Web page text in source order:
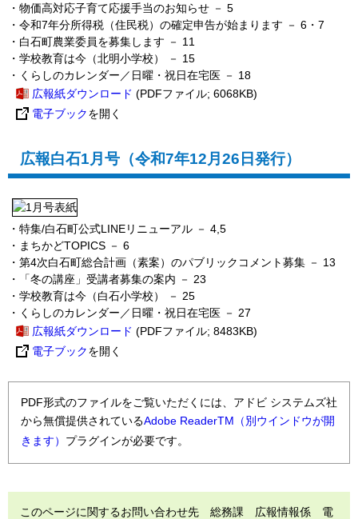
・物価高対応子育て応援手当のお知らせ － 5
・令和7年分所得税（住民税）の確定申告が始まります － 6・7
・白石町農業委員を募集します － 11
・学校教育は今（北明小学校）
－ 15
・ くらしのカレンダー／日曜・祝日在宅医 － 18
広報紙ダウンロード (PDFファイル; 6068KB)
電子ブックを開く
広報白石1月号（令和7年12月26日発行）
・特集/白石町公式LINEリニューアル － 4,5
・まちかどTOPICS － 6
・第4次白石町総合計画（素案）のパブリックコメント募集 － 13
・「冬の講座」受講者募集の案内 － 23
・学校教育は今（白石小学校）
－ 25
・ くらしのカレンダー／日曜・祝日在宅医 － 27
広報紙ダウンロード (PDFファイル; 8483KB)
電子ブックを開く
PDF形式のファイルをご覧いただくには、アドビ システムズ社
から無償提供されているAdobe ReaderTM（別ウインドウが開
きます） プラグインが必要です。
このページに関するお問い合わせ先 総務課 広報情報係 電